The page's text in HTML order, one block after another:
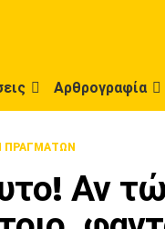
Αρθρογραφία
ΠΡΑΓΜΆΤΩΝ
Αν